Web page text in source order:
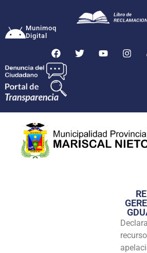
Munimoq
Digital